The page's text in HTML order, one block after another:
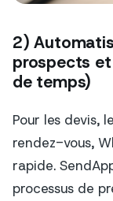
2)
prospects
de temps)
Pour les devis,
rendez-vous,
rapide.
processus de